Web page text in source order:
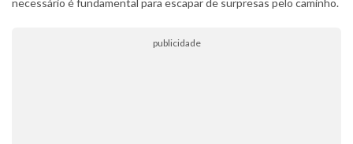
necessário é fundamental para escapar de surpresas pelo caminho.
publicidade